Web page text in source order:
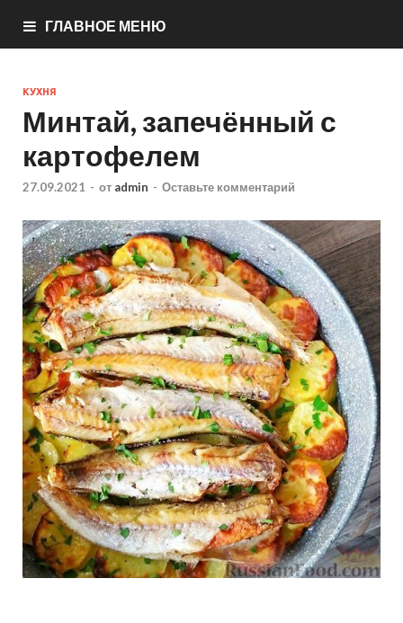
ГЛАВНОЕ МЕНЮ
КУХНЯ
Минтай, запечённый с
картофелем
27.09.2021 - от admin - Оставьте комментарий